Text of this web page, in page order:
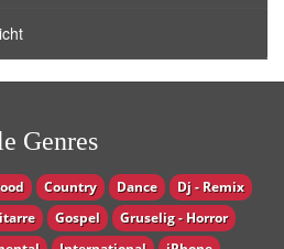
Genres
Country Dance
Dj - Remix
Gospel
Gruselig - Horror